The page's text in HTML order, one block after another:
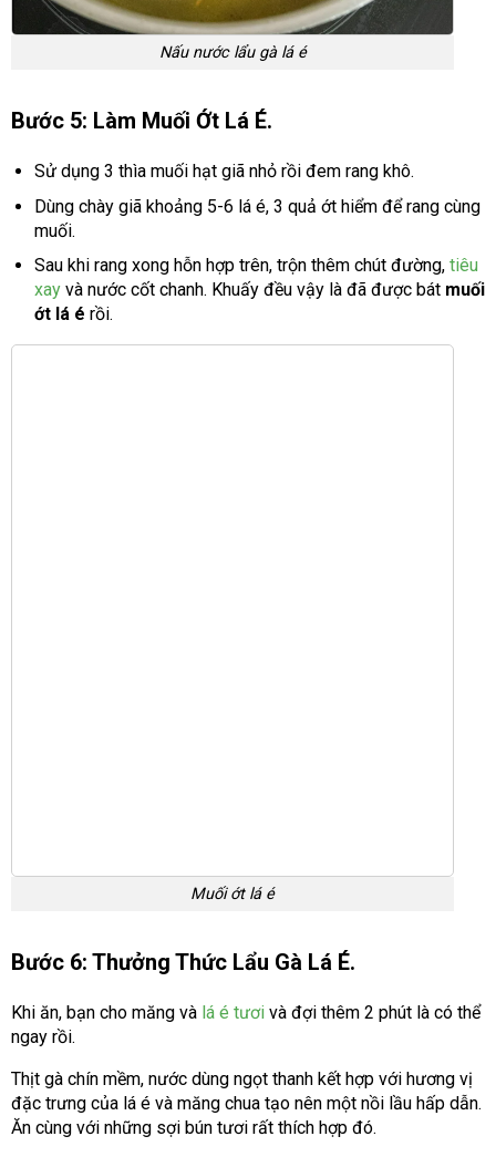
Nấu nước lẩu gà lá é
Bước 5: Làm Muối Ớt Lá É.
Sử dụng 3 thìa muối hạt giã nhỏ rồi đem rang khô.
Dùng chày giã khoảng 5-6 lá é, 3 quả ớt hiểm để rang cùng
muối.
Sau khi rang xong hỗn hợp trên, trộn thêm chút đường,tiêu
xayvà nước cốt chanh. Khuấy đều vậy là đã được bát muối
ớt lá é rồi.
Muối ớt lá é
Bước 6: Thưởng Thức Lẩu Gà Lá É.
Khi ăn, bạn cho măng và lá é tươi và đợi thêm 2 phút là có thể
ngay rồi.
Thịt gà chín mềm, nước dùng ngọt thanh kết hợp với hương vị
đặc trưng của lá é và măng chua tạo nên một nồi lầu hấp dẫn.
Ăn cùng với những sợi bún tươi rất thích hợp đó.